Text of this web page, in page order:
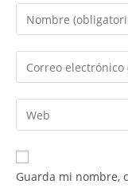
Introduce
tu
nombre
de
usuario
para
comentar
Introduce
tu
dirección
de
electrónico
para
Introduce
la
URL
de
Guarda mi nombre,